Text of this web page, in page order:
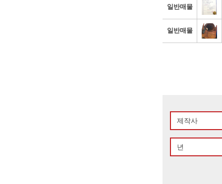
일반매물
일반매물